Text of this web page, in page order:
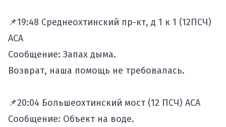
📌19:48 Среднеохтинский пр-кт, д 1 к 1 (12ПСЧ)
АСА
Сообщение: Запах дыма.
Возврат, наша помощь не требовалась.
📌20:04 Большеохтинский мост (12 ПСЧ) АСА
Сообщение: Объект на воде.